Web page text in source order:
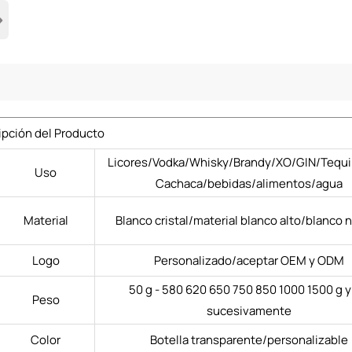
del Producto
Uso
Licores/Vodka/Whisky/Brandy/XO/GIN/
Cachaca/bebidas/alimentos/agua
Material Blanco cristal/material blanco alto/blanco
Logo Personalizado/aceptar OEM y ODM
Peso
50 g - 580 620 650 750 850 1000 1500 g
sucesivamente
Color
Botella transparente/personalizable